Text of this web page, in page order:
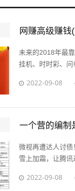
网赚高级赚钱
未来的2018年最
挂机、时时彩、问
2022-09-08
一个营的编制
微视再遭达人讨
雪上加霜，让腾讯
2022-09-08